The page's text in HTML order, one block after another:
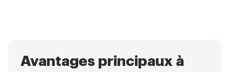
Avantages principaux à